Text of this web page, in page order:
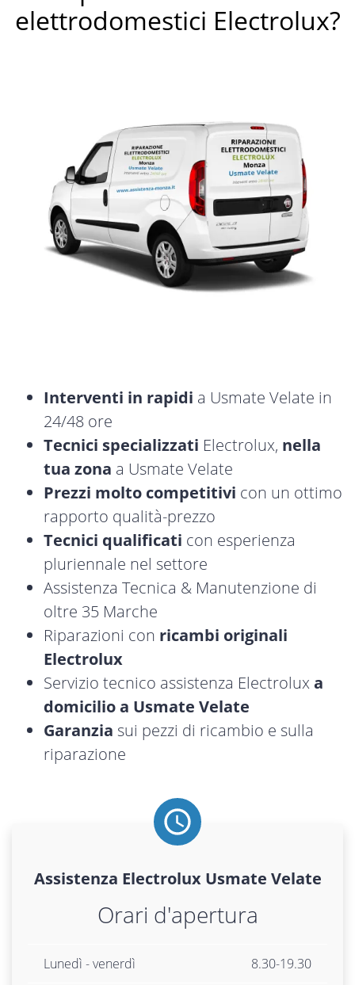
elettrodomestici Electrolux?
Interventi in rapidi a Usmate Velate in
24/48 ore
Tecnici specializzati Electrolux, nella
tua zona a Usmate Velate
Prezzi molto competitivi con un ottimo
rapporto qualità-prezzo
Tecnici qualificati con esperienza
pluriennale nel settore
Assistenza Tecnica & Manutenzione di
oltre 35 Marche
Riparazioni con ricambi originali
Electrolux
Servizio tecnico assistenza Electroluxa
domicilio a Usmate Velate
Garanzia sui pezzi di ricambio e sulla
riparazione
Assistenza ElectroluxUsmate Velate
Orari d'apertura
Lunedì - venerdì 8.30-19.30